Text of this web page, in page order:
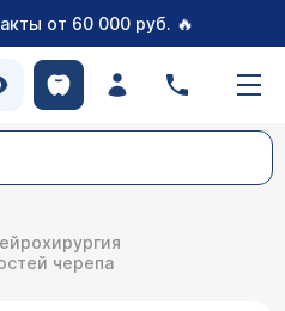
от 60 000 руб. 🔥
черепа